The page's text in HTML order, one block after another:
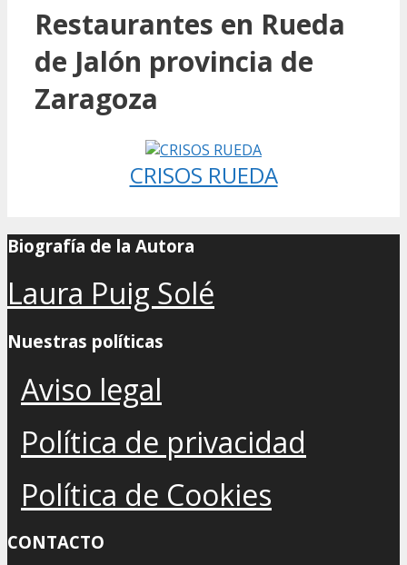
Restaurantes en Rueda
de Jalón provincia de
Zaragoza
CRISOS RUEDA
Biografía de la Autora
Laura Puig Solé
Nuestras políticas
Aviso legal
Política de privacidad
Política de Cookies
CONTACTO